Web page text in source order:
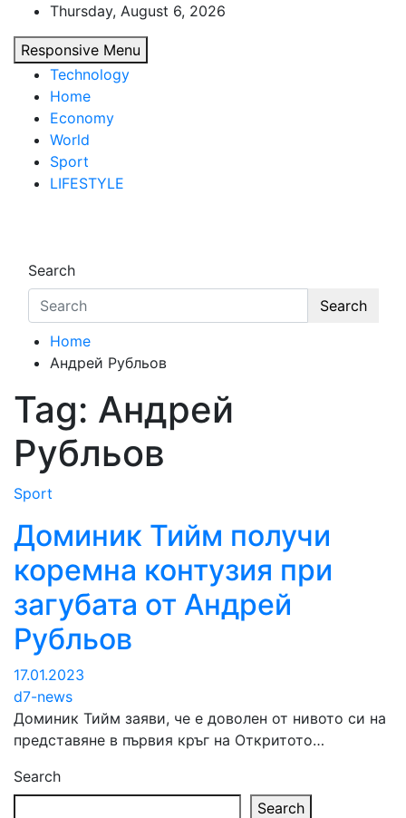
content
Thursday, August 6, 2026
Responsive Menu
Technology
Home
Economy
World
Sport
LIFESTYLE
Search
Search
Home
Андрей Рубльов
Tag: Андрей
Рубльов
Sport
Доминик Тийм получи
коремна контузия при
загубата от Андрей
Рубльов
17.01.2023
d7-news
Доминик Тийм заяви, че е доволен от нивото си на
представяне в първия кръг на Откритото…
Search
Search